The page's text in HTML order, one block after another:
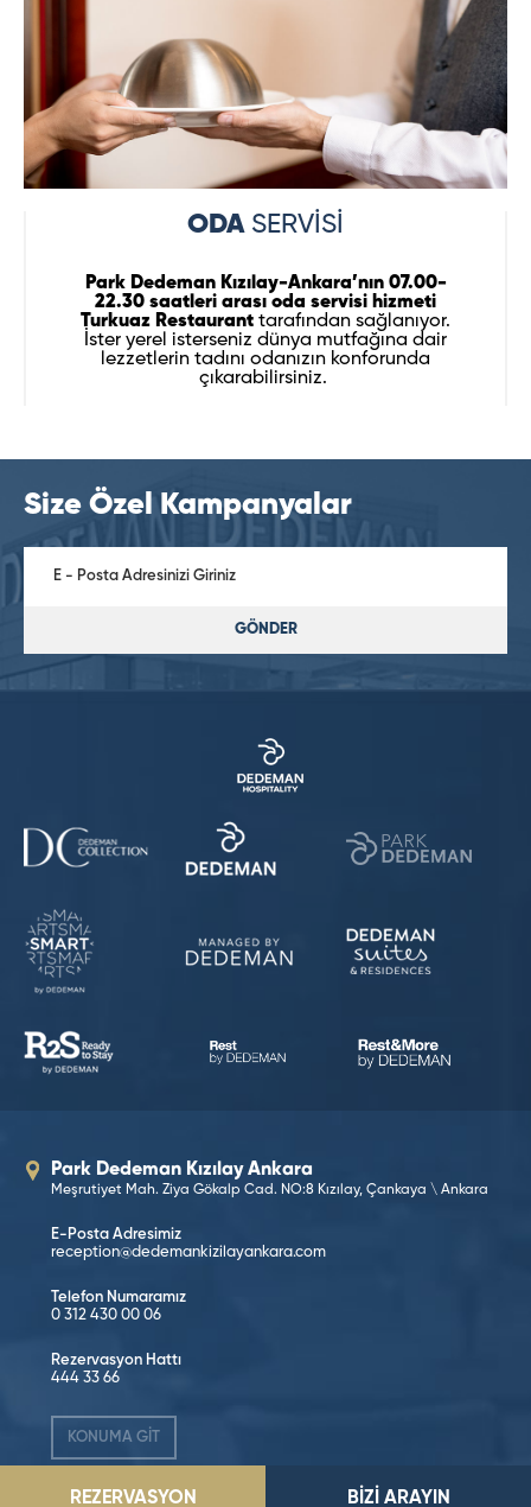
ODASERVİSİ
Park Dedeman Kızılay-Ankara’nın 07.00-
22.30 saatleri arası oda servisi hizmeti
Turkuaz Restaurant tarafından sağlanıyor.
İster yerel isterseniz dünya mutfağına dair
lezzetlerin tadını odanızın konforunda
çıkarabilirsiniz.
Size Özel Kampanyalar
GÖNDER
Park Dedeman Kızılay Ankara
Meşrutiyet Mah. Ziya Gökalp Cad. NO:8 Kızılay, Çankaya \ Ankara
E-Posta Adresimiz
reception@dedemankizilayankara.com
Telefon Numaramız
0 312 430 00 06
Rezervasyon Hattı
444 33 66
KONUMA GİT
REZERVASYON BİZİ ARAYIN